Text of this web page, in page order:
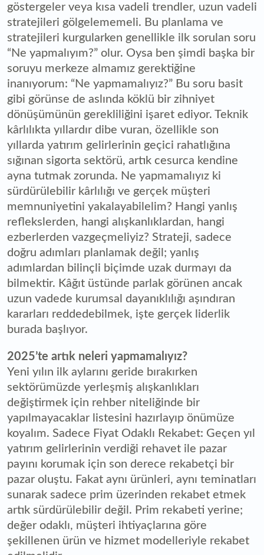
göstergeler veya kısa vadeli trendler, uzun vadeli
stratejileri gölgelememeli. Bu planlama ve
stratejileri kurgularken genellikle ilk sorulan soru
“Ne yapmalıyım?” olur. Oysa ben şimdi başka bir
soruyu merkeze almamız gerektiğine
inanıyorum: “Ne yapmamalıyız?” Bu soru basit
gibi görünse de aslında köklü bir zihniyet
dönüşümünün gerekliliğini işaret ediyor. Teknik
kârlılıkta yıllardır dibe vuran, özellikle son
yıllarda yatırım gelirlerinin geçici rahatlığına
sığınan sigorta sektörü, artık cesurca kendine
ayna tutmak zorunda. Ne yapmamalıyız ki
sürdürülebilir kârlılığı ve gerçek müşteri
memnuniyetini yakalayabilelim? Hangi yanlış
reflekslerden, hangi alışkanlıklardan, hangi
ezberlerden vazgeçmeliyiz? Strateji, sadece
doğru adımları planlamak değil; yanlış
adımlardan bilinçli biçimde uzak durmayı da
bilmektir. Kâğıt üstünde parlak görünen ancak
uzun vadede kurumsal dayanıklılığı aşındıran
kararları reddedebilmek, işte gerçek liderlik
burada başlıyor.
2025’te artık neleri yapmamalıyız?
Yeni yılın ilk aylarını geride bırakırken
sektörümüzde yerleşmiş alışkanlıkları
değiştirmek için rehber niteliğinde bir
yapılmayacaklar listesini hazırlayıp önümüze
koyalım. Sadece Fiyat Odaklı Rekabet: Geçen yıl
yatırım gelirlerinin verdiği rehavet ile pazar
payını korumak için son derece rekabetçi bir
pazar oluştu. Fakat aynı ürünleri, aynı teminatları
sunarak sadece prim üzerinden rekabet etmek
artık sürdürülebilir değil. Prim rekabeti yerine;
değer odaklı, müşteri ihtiyaçlarına göre
şekillenen ürün ve hizmet modelleriyle rekabet